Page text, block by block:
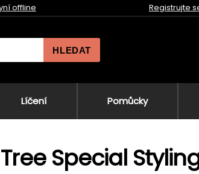
offline Registrujte
HLEDAT
Líčení Pomůcky
Special